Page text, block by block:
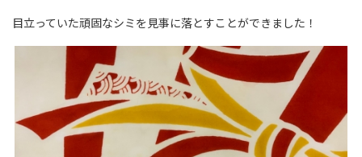
目立っていた頑固なシミを見事に落とすことができました！